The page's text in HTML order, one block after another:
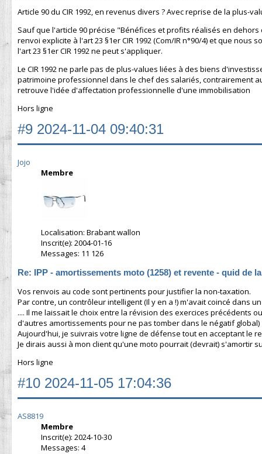
Article 90 du CIR 1992, en revenus divers ? Avec reprise de la plus-
Sauf que l'article 90 précise "Bénéfices et profits réalisés en
renvoi explicite à l'art 23 §1er CIR 1992 (Com/IR n°90/4) et que
l'art 23 §1er CIR 1992 ne peut s'appliquer.
Le CIR 1992 ne parle pas de plus-values liées à des biens
patrimoine professionnel dans le chef des salariés, contrairement
retrouve l'idée d'affectation professionnelle d'une immobilisation
Hors ligne
#9 2024-11-04 09:40:31
Jojo
Membre
Localisation: Brabant wallon
Inscrit(e): 2004-01-16
Messages: 11 126
Re: IPP - amortissements moto (1258) et revente - quid de
Vos renvois au code sont pertinents pour justifier la non-taxation.
Par contre, un contrôleur intelligent (Il y en a !) m'avait coincé dans
.... Il me laissait le choix entre la révision des exercices précédents
d'autres amortissements pour ne pas tomber dans le négatif global)
Aujourd'hui, je suivrais votre ligne de défense tout en acceptant le
Je dirais aussi à mon client qu'une moto pourrait (devrait) s'amortir
Hors ligne
#10 2024-11-05 17:04:36
AS8819
Membre
Inscrit(e): 2024-10-30
Messages: 4